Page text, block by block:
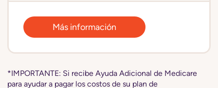
Más información
*IMPORTANTE: Si recibe Ayuda Adicional de Medicare
para ayudar a pagar los costos de su plan de